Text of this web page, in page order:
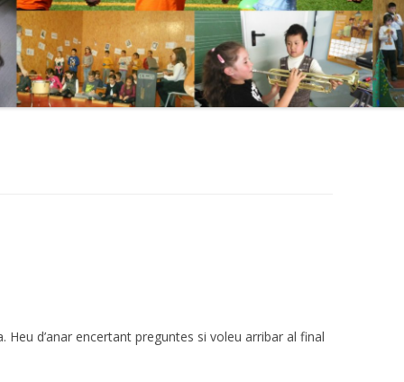
d’anar encertant preguntes si voleu arribar al final